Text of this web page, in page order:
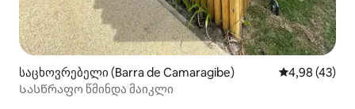
საცხოვრებელი (Barra de Camaragibe) საშუალო
4,98 (43)
Სასწრაფო წმინდა მაიკლი